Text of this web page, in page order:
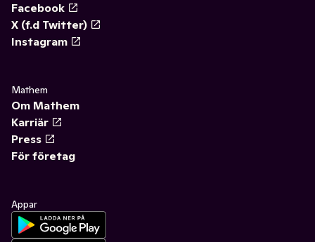
Facebook
X (f.d Twitter)
Instagram
Mathem
Om Mathem
Karriär
Press
För företag
Appar